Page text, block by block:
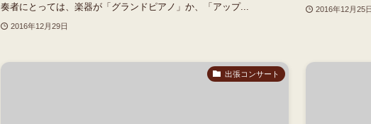
奏者にとっては、楽器が「グランドピアノ」か、「アップ...
2016年12月29日
2016年12月25日
出張コンサート